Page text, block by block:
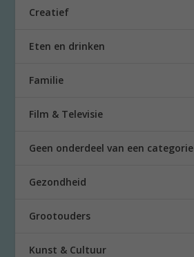
Creatief
Eten en drinken
Familie
Film & Televisie
Geen onderdeel van een categorie
Gezondheid
Grootouders
Kunst & Cultuur